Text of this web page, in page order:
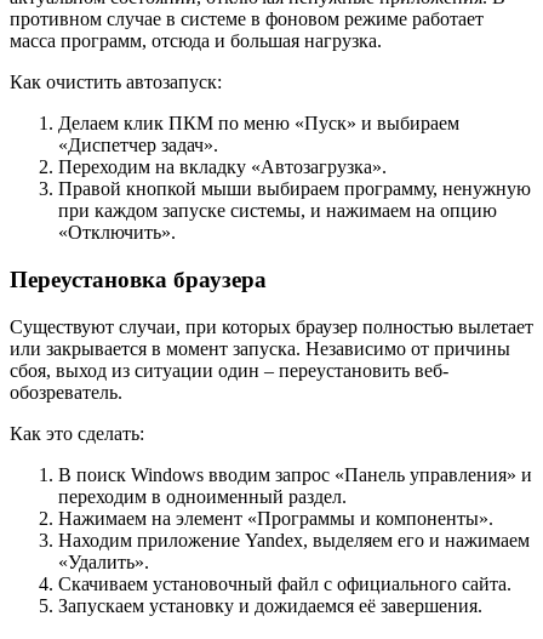
противном случае в системе в фоновом режиме работает
масса программ, отсюда и большая нагрузка.
Как очистить автозапуск:
Делаем клик ПКМ по меню «Пуск» и выбираем
«Диспетчер задач».
Переходим на вкладку «Автозагрузка».
Правой кнопкой мыши выбираем программу, ненужную
при каждом запуске системы, и нажимаем на опцию
«Отключить».
Переустановка браузера
Существуют случаи, при которых браузер полностью вылетает
или закрывается в момент запуска. Независимо от причины
сбоя, выход из ситуации один – переустановить веб-
обозреватель.
Как это сделать:
В поиск Windows вводим запрос «Панель управления» и
переходим в одноименный раздел.
Нажимаем на элемент «Программы и компоненты».
Находим приложение Yandex, выделяем его и нажимаем
«Удалить».
Скачиваем установочный файл с официального сайта.
Запускаем установку и дожидаемся её завершения.